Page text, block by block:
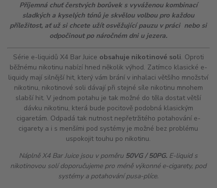
Příjemná chuť čerstvých borůvek s vyváženou kombinací
sladkých a kyselých tónů je skvělou volbou pro každou
příležitost, ať už si chcete užít osvěžující pauzu v práci nebo si
odpočinout po náročném dni u jezera.
Série e-liquidů X4 Bar Juice obsahuje nikotinové soli. Oproti
běžnému nikotinu nabízí hned několik výhod. Zatímco klasické e-
liquidy mají silnější hit, který vám brání v inhalaci většího množství
nikotinu, nikotinové soli dávají při stejné síle nikotinu mnohem
slabší hit. V jednom potahu je tak možné do těla dostat větší
dávku nikotinu, která bude pocitově podobná klasickým
cigaretám. Odpadá tak nutnost nepřetržitého potahování e-
cigarety a i s menšími pod systémy je možné bez problému
uspokojit touhu po nikotinu.
Náplně X4 Bar Juice jsou v poměru 50VG / 50PG. E-liquid s
nikotinovou solí doporučujeme pro méně výkonné e-cigarety, pod
systémy a potahování pusa-plíce.